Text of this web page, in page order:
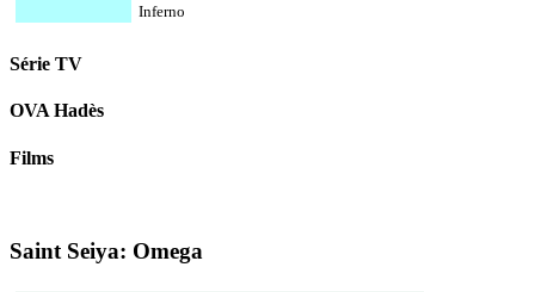
Inferno
Série TV
OVA Hadès
Films
Saint Seiya: Omega